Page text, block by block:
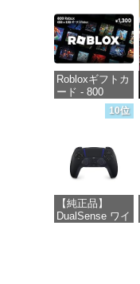
価格：¥4,400
Robloxギフトカ
ード - 800
Robux 【限定バ
ーチャルアイテ
ームコード】
ロブロックス |
オンラインコー
ド版
価格：¥1,300
10位
【純正品】
DualSense ワイ